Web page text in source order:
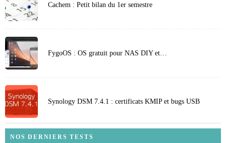
Cachem : Petit bilan du 1er semestre
FygoOS : OS gratuit pour NAS DIY et…
Synology DSM 7.4.1 : certificats KMIP et bugs USB
NOS DERNIERS TESTS